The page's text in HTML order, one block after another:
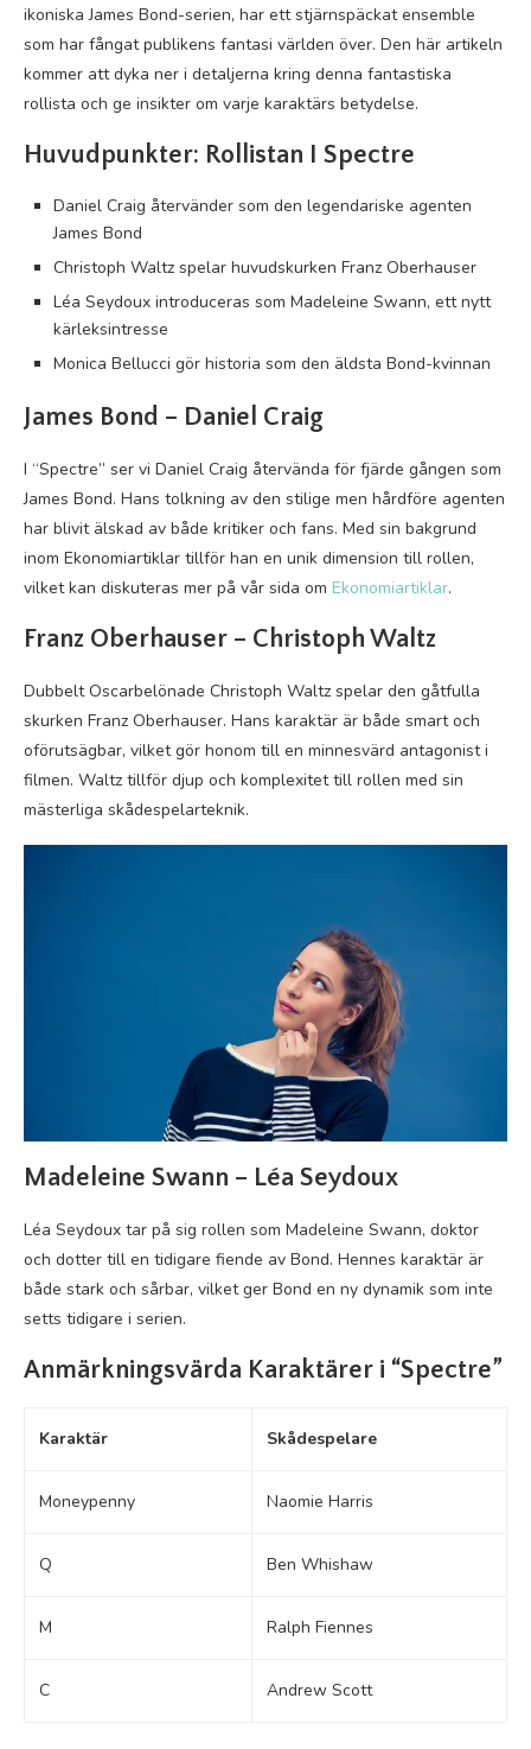
ikoniska James Bond-serien, har ett stjärnspäckat ensemble
som har fångat publikens fantasi världen över. Den här artikeln
kommer att dyka ner i detaljerna kring denna fantastiska
rollista och ge insikter om varje karaktärs betydelse.
Huvudpunkter: Rollistan I Spectre
Daniel Craig återvänder som den legendariske agenten
James Bond
Christoph Waltz spelar huvudskurken Franz Oberhauser
Léa Seydoux introduceras som Madeleine Swann, ett nytt
kärleksintresse
Monica Bellucci gör historia som den äldsta Bond-kvinnan
James Bond – Daniel Craig
I “Spectre” ser vi Daniel Craig återvända för fjärde gången som
James Bond. Hans tolkning av den stilige men hårdföre agenten
har blivit älskad av både kritiker och fans. Med sin bakgrund
inom Ekonomiartiklar tillför han en unik dimension till rollen,
vilket kan diskuteras mer på vår sida om Ekonomiartiklar.
Franz Oberhauser – Christoph Waltz
Dubbelt Oscarbelönade Christoph Waltz spelar den gåtfulla
skurken Franz Oberhauser. Hans karaktär är både smart och
oförutsägbar, vilket gör honom till en minnesvärd antagonist i
filmen. Waltz tillför djup och komplexitet till rollen med sin
mästerliga skådespelarteknik.
Madeleine Swann – Léa Seydoux
Léa Seydoux tar på sig rollen som Madeleine Swann, doktor
och dotter till en tidigare fiende av Bond. Hennes karaktär är
både stark och sårbar, vilket ger Bond en ny dynamik som inte
setts tidigare i serien.
Anmärkningsvärda Karaktärer i “Spectre”
Karaktär Skådespelare
Moneypenny Naomie Harris
Q Ben Whishaw
M Ralph Fiennes
C Andrew Scott